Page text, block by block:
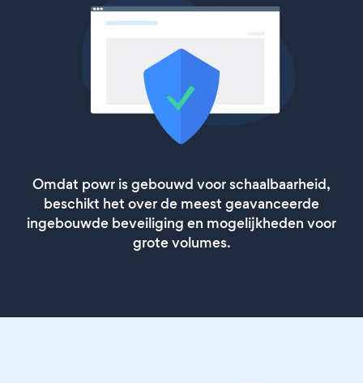
Omdat powr is gebouwd voor schaalbaarheid,
beschikt het over de meest geavanceerde
ingebouwde beveiliging en mogelijkheden voor
grote volumes.